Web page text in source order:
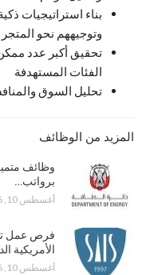
بناء استراتيجيات
وتوجيههم نحو المتجر
تحقيق أكبر عدد ممكن
الفئات المستهدفة
تحليل السوق
المزيد من الوظائف
وظائف
برواتب…
أغسطس 10, 2026
فرص عمل
الأمريكية
أغسطس 10, 2026